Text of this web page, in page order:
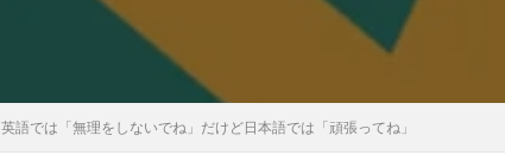
英語では「無理をしないでね」だけど日本語では「頑張ってね」